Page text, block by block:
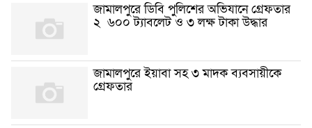
জামালপুরে ডিবি পুলিশের অভিযানে গ্রেফতার
২ ৬০০ ট্যাবলেট ও ৩ লক্ষ টাকা উদ্ধার
জামালপুরে ইয়াবা সহ ৩ মাদক ব্যবসায়ীকে
গ্রেফতার